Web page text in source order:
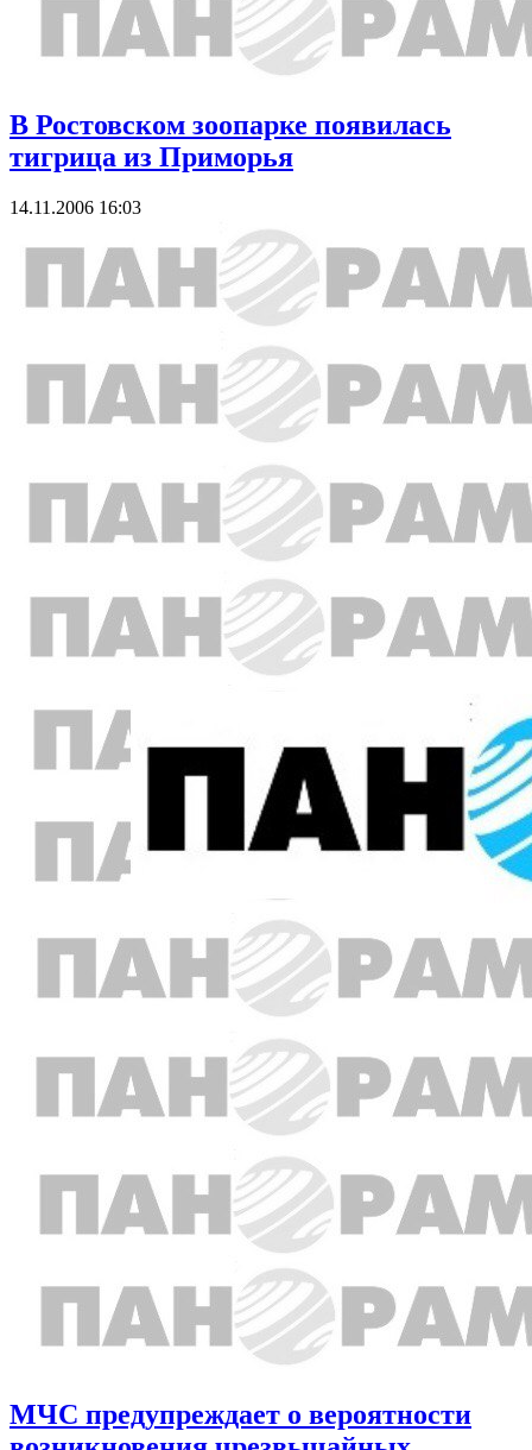
В Ростовском зоопарке появилась
тигрица из Приморья
14.11.2006 16:03
МЧС предупреждает о вероятности